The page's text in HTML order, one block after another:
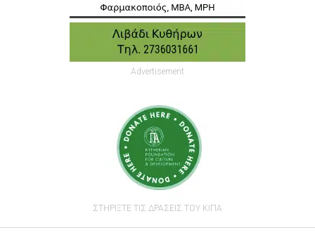
Advertisement
ΣΤΗΡΙΞΤΕ ΤΙΣ ΔΡΑΣΕΙΣ ΤΟΥ ΚΙΠΑ